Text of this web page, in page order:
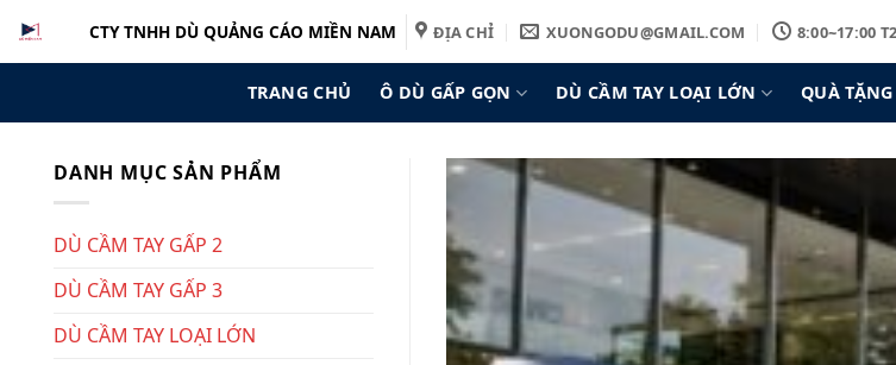
qua
CTY TNHH DÙ QUẢNG CÁO MIỀN NAM ĐỊA CHỈ XUONGODU@GMAIL.COM 8:00~17:00
TRANG CHỦ Ô DÙ GẤP GỌN DÙ CẦM TAY LOẠI LỚN QUÀ
DANH MỤC SẢN PHẨM
DÙ CẦM TAY GẤP 2
DÙ CẦM TAY GẤP 3
DÙ CẦM TAY LOẠI LỚN